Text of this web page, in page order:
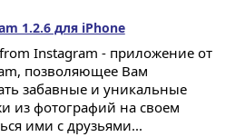
1.2.6 для iPhone
Instagram - приложение от
позволяющее Вам
забавные и уникальные
из фотографий на своем
ими с друзьями...